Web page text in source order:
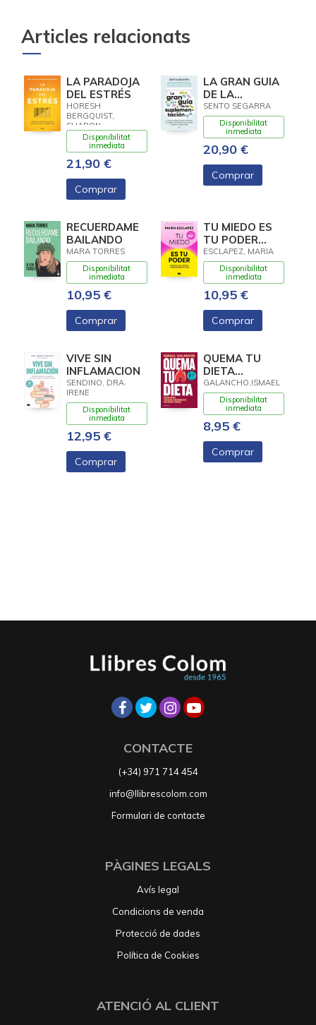
Articles relacionats
LA PARADOJA
DEL ESTRÉS
HORESH
BERGQUIST,
SHARON
Disponibilitat
inmediata
21,90 €
Comprar
LA GRAN GUIA
DE LA
SUPLEMENTACION
SENTO SEGARRA
Disponibilitat
inmediata
20,90 €
Comprar
RECUERDAME
BAILANDO
MARA TORRES
Disponibilitat
inmediata
10,95 €
Comprar
TU MIEDO ES
TU PODER
(LIMITADA)
ESCLAPEZ, MARIA
Disponibilitat
inmediata
10,95 €
Comprar
VIVE SIN
INFLAMACION
SENDINO, DRA.
IRENE
Disponibilitat
inmediata
12,95 €
Comprar
QUEMA TU
DIETA
(LIMITED)
GALANCHO,ISMAEL
Disponibilitat
inmediata
8,95 €
Comprar
CONTACTE
(+34) 971 714 454
info@llibrescolom.com
Formulari de contacte
PÀGINES LEGALS
Avís legal
Condicions de venda
Protecció de dades
Política de Cookies
ATENCIÓ AL CLIENT